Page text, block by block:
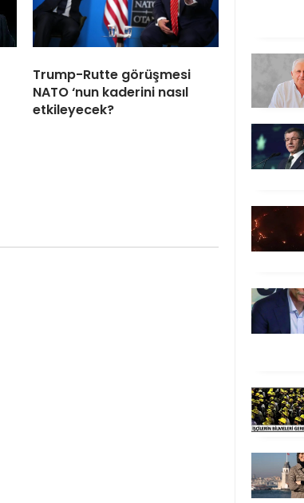
Trump-Rutte görüşmesi
NATO ‘nun kaderini nasıl
etkileyecek?